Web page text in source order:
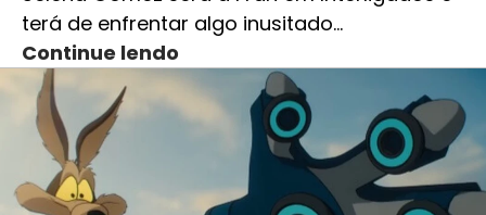
terá de enfrentar algo inusitado…
Continue lendo